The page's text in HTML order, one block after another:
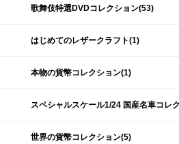
歌舞伎特選DVDコレクション(53)
はじめてのレザークラフト(1)
本物の貨幣コレクション(1)
スペシャルスケール1/24 国産名車コレ
世界の貨幣コレクション(5)